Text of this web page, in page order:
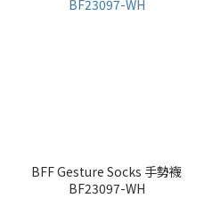
BFF Gesture Socks 手勢襪
BF23097-WH